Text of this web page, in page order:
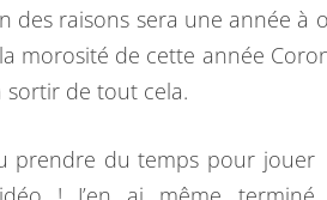
G
2
0
E
N
T
A
des raisons sera une année à
morosité de cette année
sortir de tout cela.
prendre du temps pour jouer